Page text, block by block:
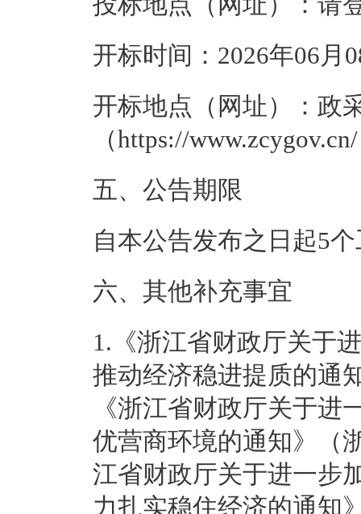
开标时间： 2026年06月
开标地点（网址）： 政
（https://
五、公告期限
自本公告发布之日起5
六、其他补充事宜
1.《浙江省财政厅关于
推动经济稳进提质的通
《浙江省财政厅关于
优营商环境的通知》（
江省财政厅关于进一步
力扎实稳住经济的通知